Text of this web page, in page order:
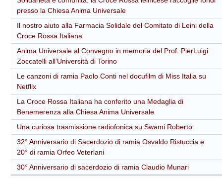
presso la Chiesa Anima Universale
Il nostro aiuto alla Farmacia Solidale del Comitato di Leini della
Croce Rossa Italiana
Anima Universale al Convegno in memoria del Prof. PierLuigi
Zoccatelli all’Università di Torino
Le canzoni di ramia Paolo Conti nel docufilm di Miss Italia su
Netflix
La Croce Rossa Italiana ha conferito una Medaglia di
Benemerenza alla Chiesa Anima Universale
Una curiosa trasmissione radiofonica su Swami Roberto
32° Anniversario di Sacerdozio di ramia Osvaldo Ristuccia e
20° di ramia Orfeo Veterlani
30° Anniversario di sacerdozio di ramia Claudio Munari